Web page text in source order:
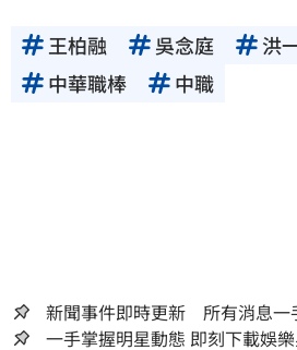
王柏融 吳念庭 洪
中華職棒
中職
新聞事件即時更新 所有消息一
一手掌握明星動態 即刻